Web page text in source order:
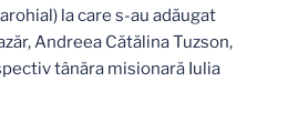
la care s-au adăugat
Andreea Cătălina Tuzson,
tânăra misionară Iulia